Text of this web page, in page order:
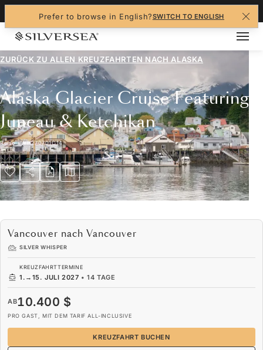
Prefer to browse in English?SWITCH TO ENGLISH
ZURÜCK ZU ALLEN KREUZFAHRTEN NACH ALASKA
Alaska Glacier Cruise Featuring
Juneau & Ketchikan
Reise#WH270701C14
Vancouver nach Vancouver
SILVER WHISPER
KREUZFAHRTTERMINE
1. → 15. JULI 2027 •14 TAGE
AB10.400 $
PRO GAST, MIT DEM TARIF ALL-INCLUSIVE
KREUZFAHRT BUCHEN